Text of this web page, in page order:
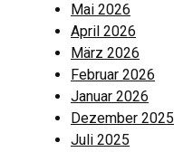
Mai 2026
April 2026
März 2026
Februar 2026
Januar 2026
Dezember 2025
Juli 2025